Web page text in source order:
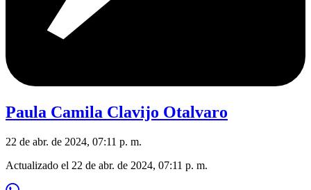
Paula Camila Clavijo Otalvaro
22 de abr. de 2024, 07:11 p. m.
Actualizado el 22 de abr. de 2024, 07:11 p. m.